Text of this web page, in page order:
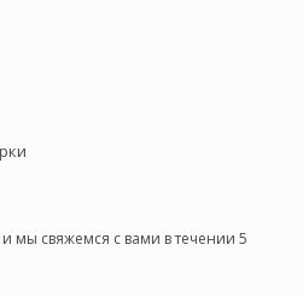
мы свяжемся с вами в течении 5